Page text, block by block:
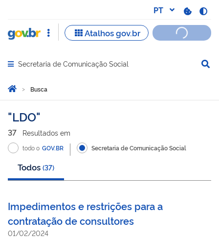
Abrir menu principal de navegação
Secretaria de Comunicação Social
Você está aqui:
Página Inicial
Busca
Busca
LDO
37 Resultados em
todo o GOV.BR Secretaria de Comunicação Social
Todos (37)
Impedimentos e restrições para a
contratação de consultores
01/02/2024